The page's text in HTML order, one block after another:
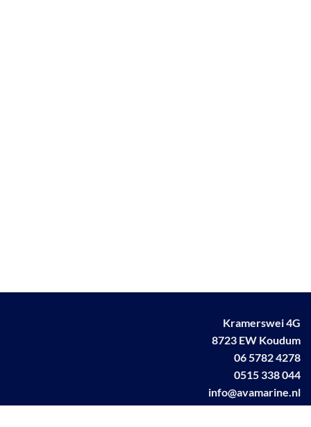
Kramerswei 4G
8723 EW Koudum
06 5782 4278
0515 338 044
info@avamarine.nl